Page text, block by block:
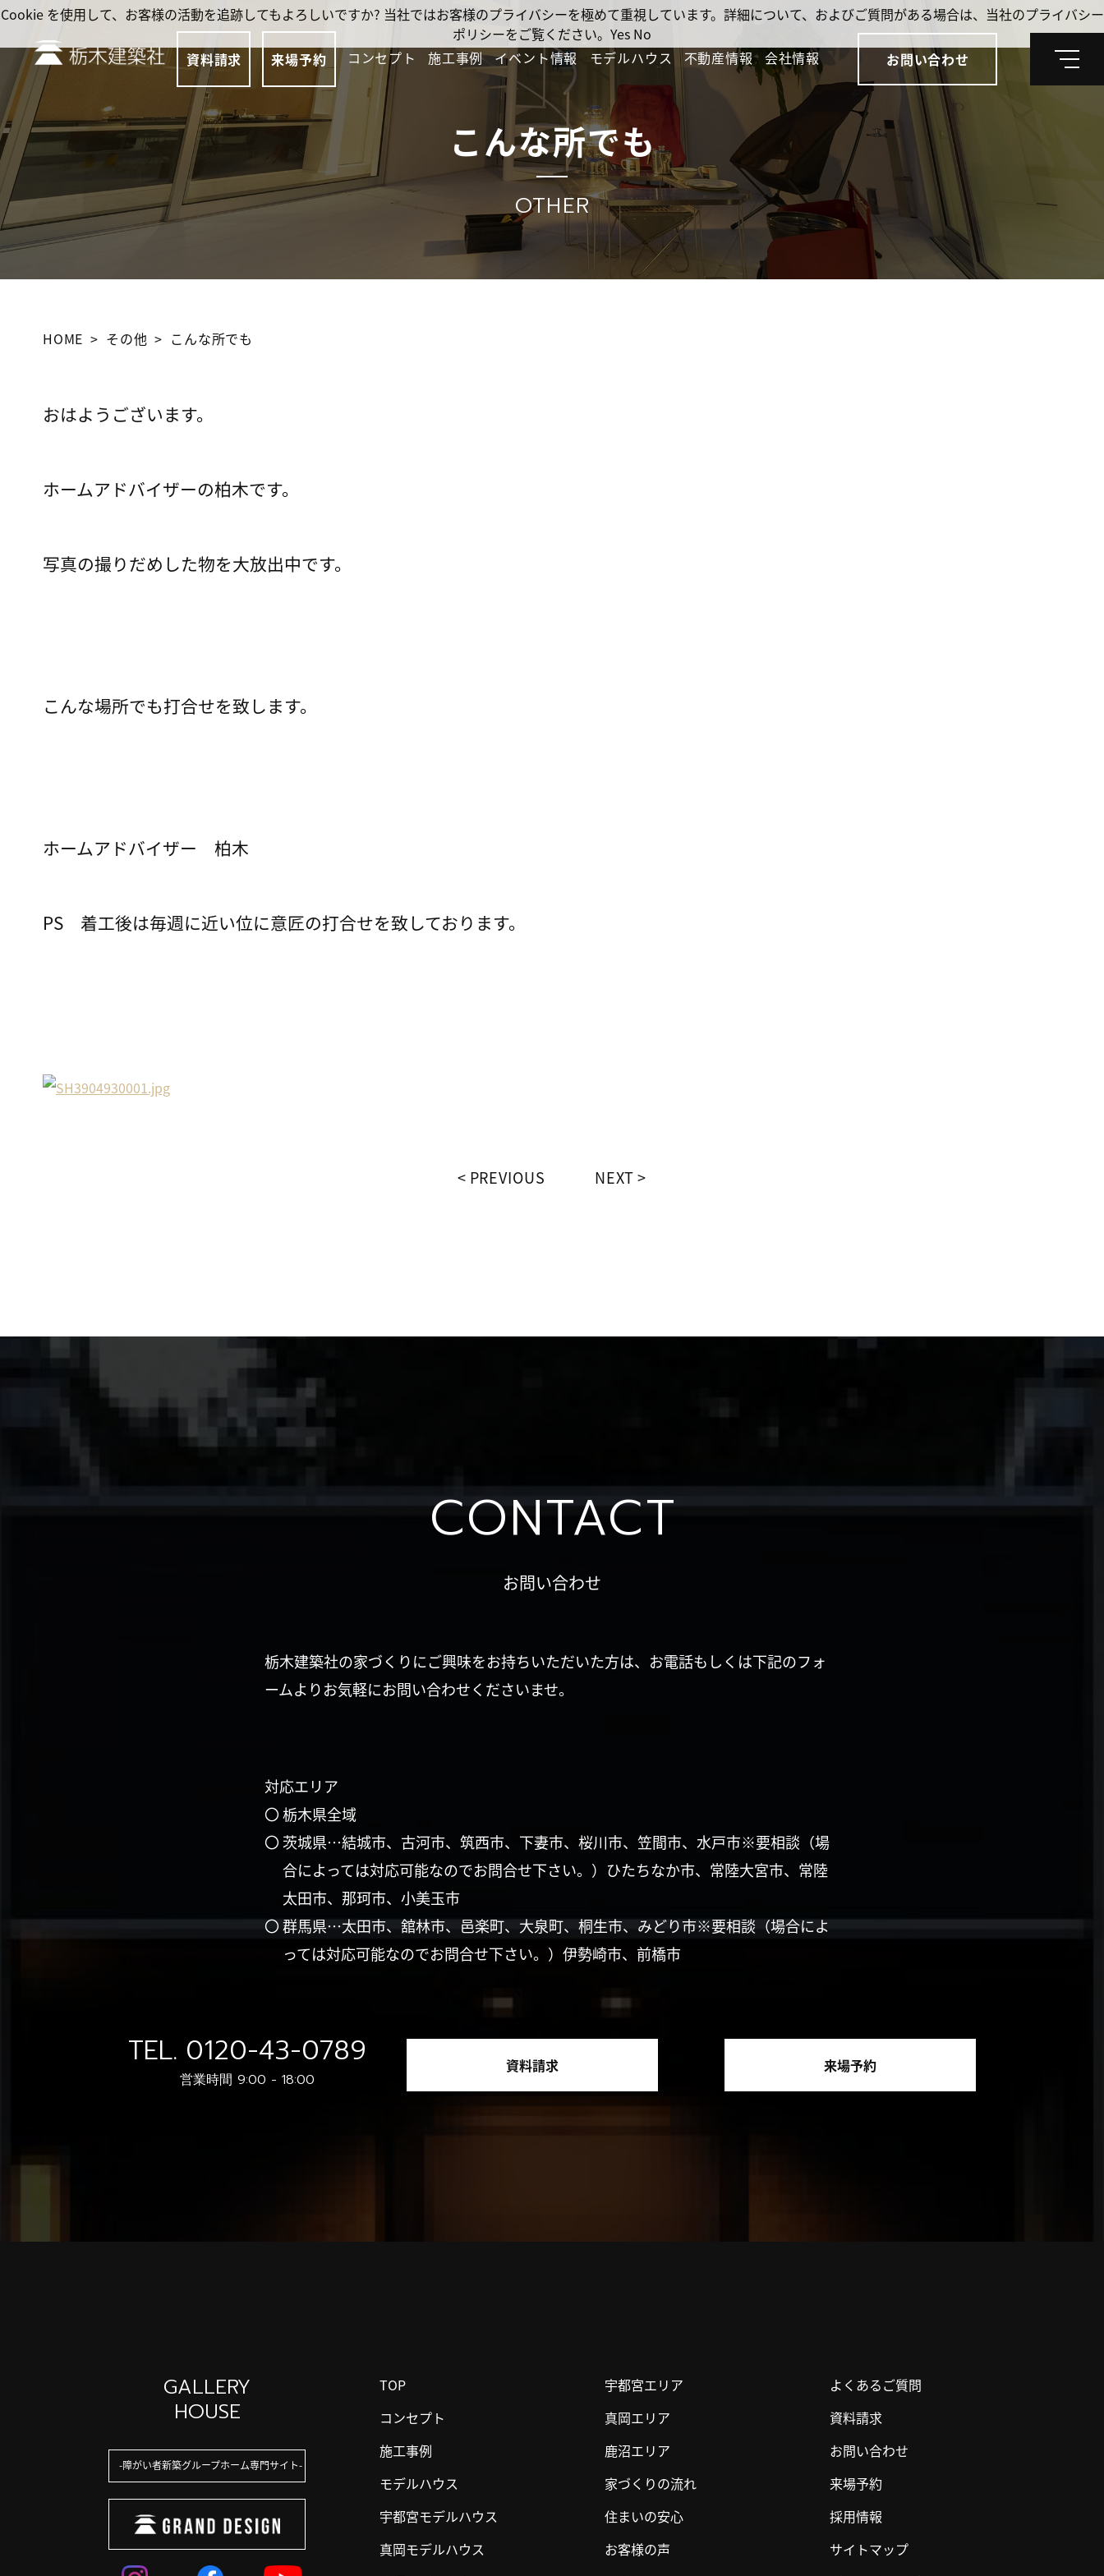
資料請求 来場予約 コンセプト 施工事例 イベント情報 モデルハウス 不動産情報 会社情報 お問い合わせ
メ
こんな所でも
OTHER
HOME その他 こんな所でも
おはようございます。
ホームアドバイザーの柏木です。
写真の撮りだめした物を大放出中です。
こんな場所でも打合せを致します。
ホームアドバイザー 柏木
PS 着工後は毎週に近い位に意匠の打合せを致しております。
PREVIOUS NEXT
CONTACT
お問い合わせ
栃木建築社の家づくりにご興味をお持ちいただいた方は、お電話もしくは下記のフォ
ームよりお気軽にお問い合わせくださいませ。
対応エリア
〇 栃木県全域
〇 茨城県…結城市、古河市、筑西市、下妻市、桜川市、笠間市、水戸市※要相談（場
合によっては対応可能なのでお問合せ下さい。）ひたちなか市、常陸大宮市、常陸
太田市、那珂市、小美玉市
〇 群馬県…太田市、舘林市、邑楽町、大泉町、桐生市、みどり市※要相談（場合によ
っては対応可能なのでお問合せ下さい。）伊勢崎市、前橋市
TEL. 0120-43-0789
営業時間 9:00 - 18:00
資料請求 来場予約
GALLERY
HOUSE
障がい者新築グループホーム専門サイト
TOP
コンセプト
施工事例
モデルハウス
宇都宮モデルハウス
真岡モデルハウス
宇都宮エリア
真岡エリア
鹿沼エリア
家づくりの流れ
住まいの安心
お客様の声
よくあるご質問
資料請求
お問い合わせ
来場予約
採用情報
サイトマップ
Cookie を使用して、お客様の活動を追跡してもよろしいですか? 当社ではお客様のプライバシーを極めて重視しています。詳細について、およびご質問がある場合は、当社のプライバシー
ポリシーをご覧ください。 Yes No